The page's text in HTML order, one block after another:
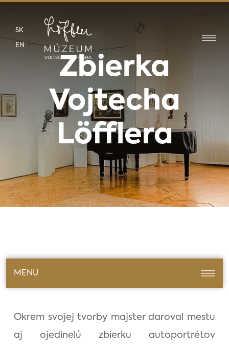
SK
EN
Zbierka
Vojtecha
Löfflera
MENU
Okrem svojej tvorby majster daroval mestu
aj ojedinelú zbierku autoportrétov